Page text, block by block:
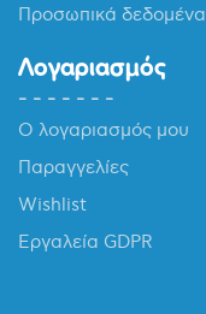
Προσωπικά δεδομένα
Λογαριασμός
Ο λογαριασμός μου
Παραγγελίες
Wishlist
Εργαλεία GDPR